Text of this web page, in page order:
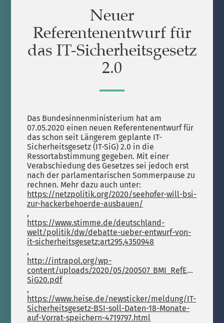
Neuer
Referentenentwurf für
das IT-Sicherheitsgesetz
2.0
Das Bundesinnenministerium hat am
07.05.2020 einen neuen Referentenentwurf für
das schon seit Längerem geplante IT-
Sicherheitsgesetz (IT-SiG) 2.0 in die
Ressortabstimmung gegeben. Mit einer
Verabschiedung des Gesetzes sei jedoch erst
nach der parlamentarischen Sommerpause zu
rechnen. Mehr dazu auch unter:
https://netzpolitik.org/2020/seehofer-will-bsi-
zur-hackerbehoerde-ausbauen/
,
https://www.stimme.de/deutschland-
welt/politik/dw/debatte-ueber-entwurf-von-
it-sicherheitsgesetz;art295,4350948
,
http://intrapol.org/wp-
content/uploads/2020/05/200507_BMI_RefE_IT-
SiG20.pdf
,
https://www.heise.de/newsticker/meldung/IT-
Sicherheitsgesetz-BSI-soll-Daten-18-Monate-
auf-Vorrat-speichern-4719797.html